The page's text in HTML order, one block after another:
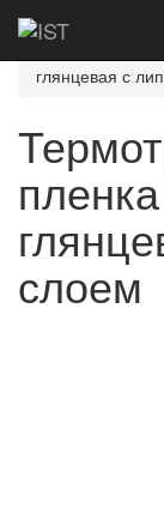
Главная
глянцевая с
слоем